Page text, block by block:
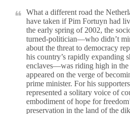
What a different road the
have taken if Pim Fortuyn had
the early spring of 2002, the
turned-politician—who didn’t
about the threat to democracy
his country’s rapidly expanding
enclaves—was riding high in the
appeared on the verge of
prime minister. For his
represented a solitary voice of
embodiment of hope for
preservation in the land of the